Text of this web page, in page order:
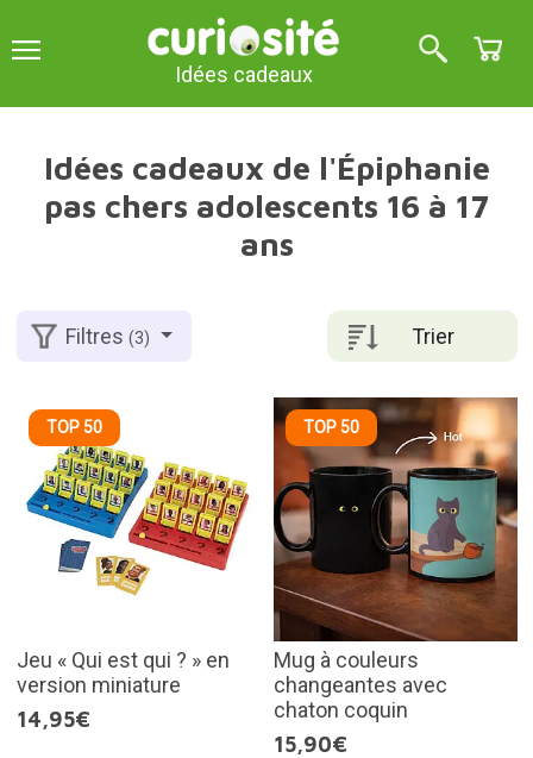
Idées cadeaux
Idées cadeaux de l'Épiphanie
pas chers adolescents 16 à 17
ans
Trier
Filtres(3)
TOP 50
Jeu « Qui est qui ? » en
version miniature
14,95€
TOP 50
Mug à couleurs
changeantes avec
chaton coquin
15,90€